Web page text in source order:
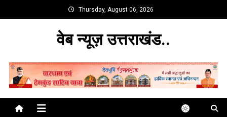
to
Thursday, August 06, 2026
वेब न्यूज़ उत्तराखंड..